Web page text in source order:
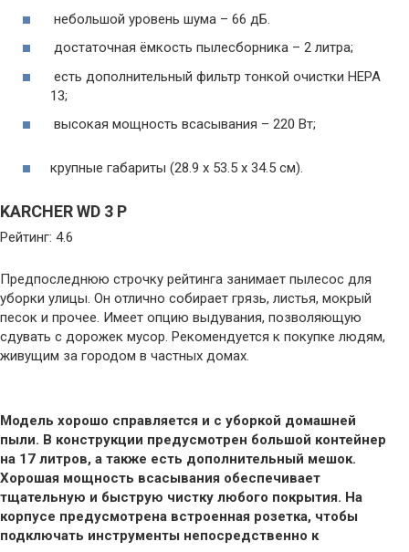
небольшой уровень шума – 66 дБ.
достаточная ёмкость пылесборника – 2 литра;
есть дополнительный фильтр тонкой очистки НЕРА
13;
высокая мощность всасывания – 220 Вт;
крупные габариты (28.9 x 53.5 x 34.5 cм).
KARCHER WD 3 P
Рейтинг: 4.6
Предпоследнюю строчку рейтинга занимает пылесос для
уборки улицы. Он отлично собирает грязь, листья, мокрый
песок и прочее. Имеет опцию выдувания, позволяющую
сдувать с дорожек мусор. Рекомендуется к покупке людям,
живущим за городом в частных домах.
Модель хорошо справляется и с уборкой домашней
пыли. В конструкции предусмотрен большой контейнер
на 17 литров, а также есть дополнительный мешок.
Хорошая мощность всасывания обеспечивает
тщательную и быструю чистку любого покрытия. На
корпусе предусмотрена встроенная розетка, чтобы
подключать инструменты непосредственно к